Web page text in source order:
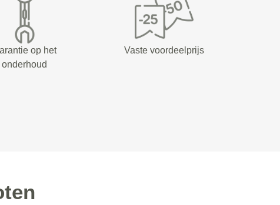
op het
onderhoud
Vaste voordeelprijs